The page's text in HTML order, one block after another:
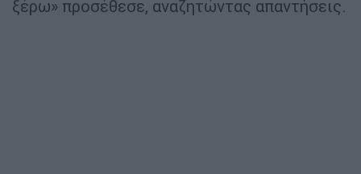
ξέρω» προσέθεσε, αναζητώντας απαντήσεις.